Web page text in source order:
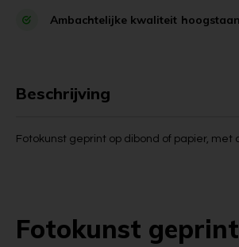
Ambachtelijke kwaliteit
Beschrijving
Fotokunst geprint op dibond of papier, met
Fotokunst